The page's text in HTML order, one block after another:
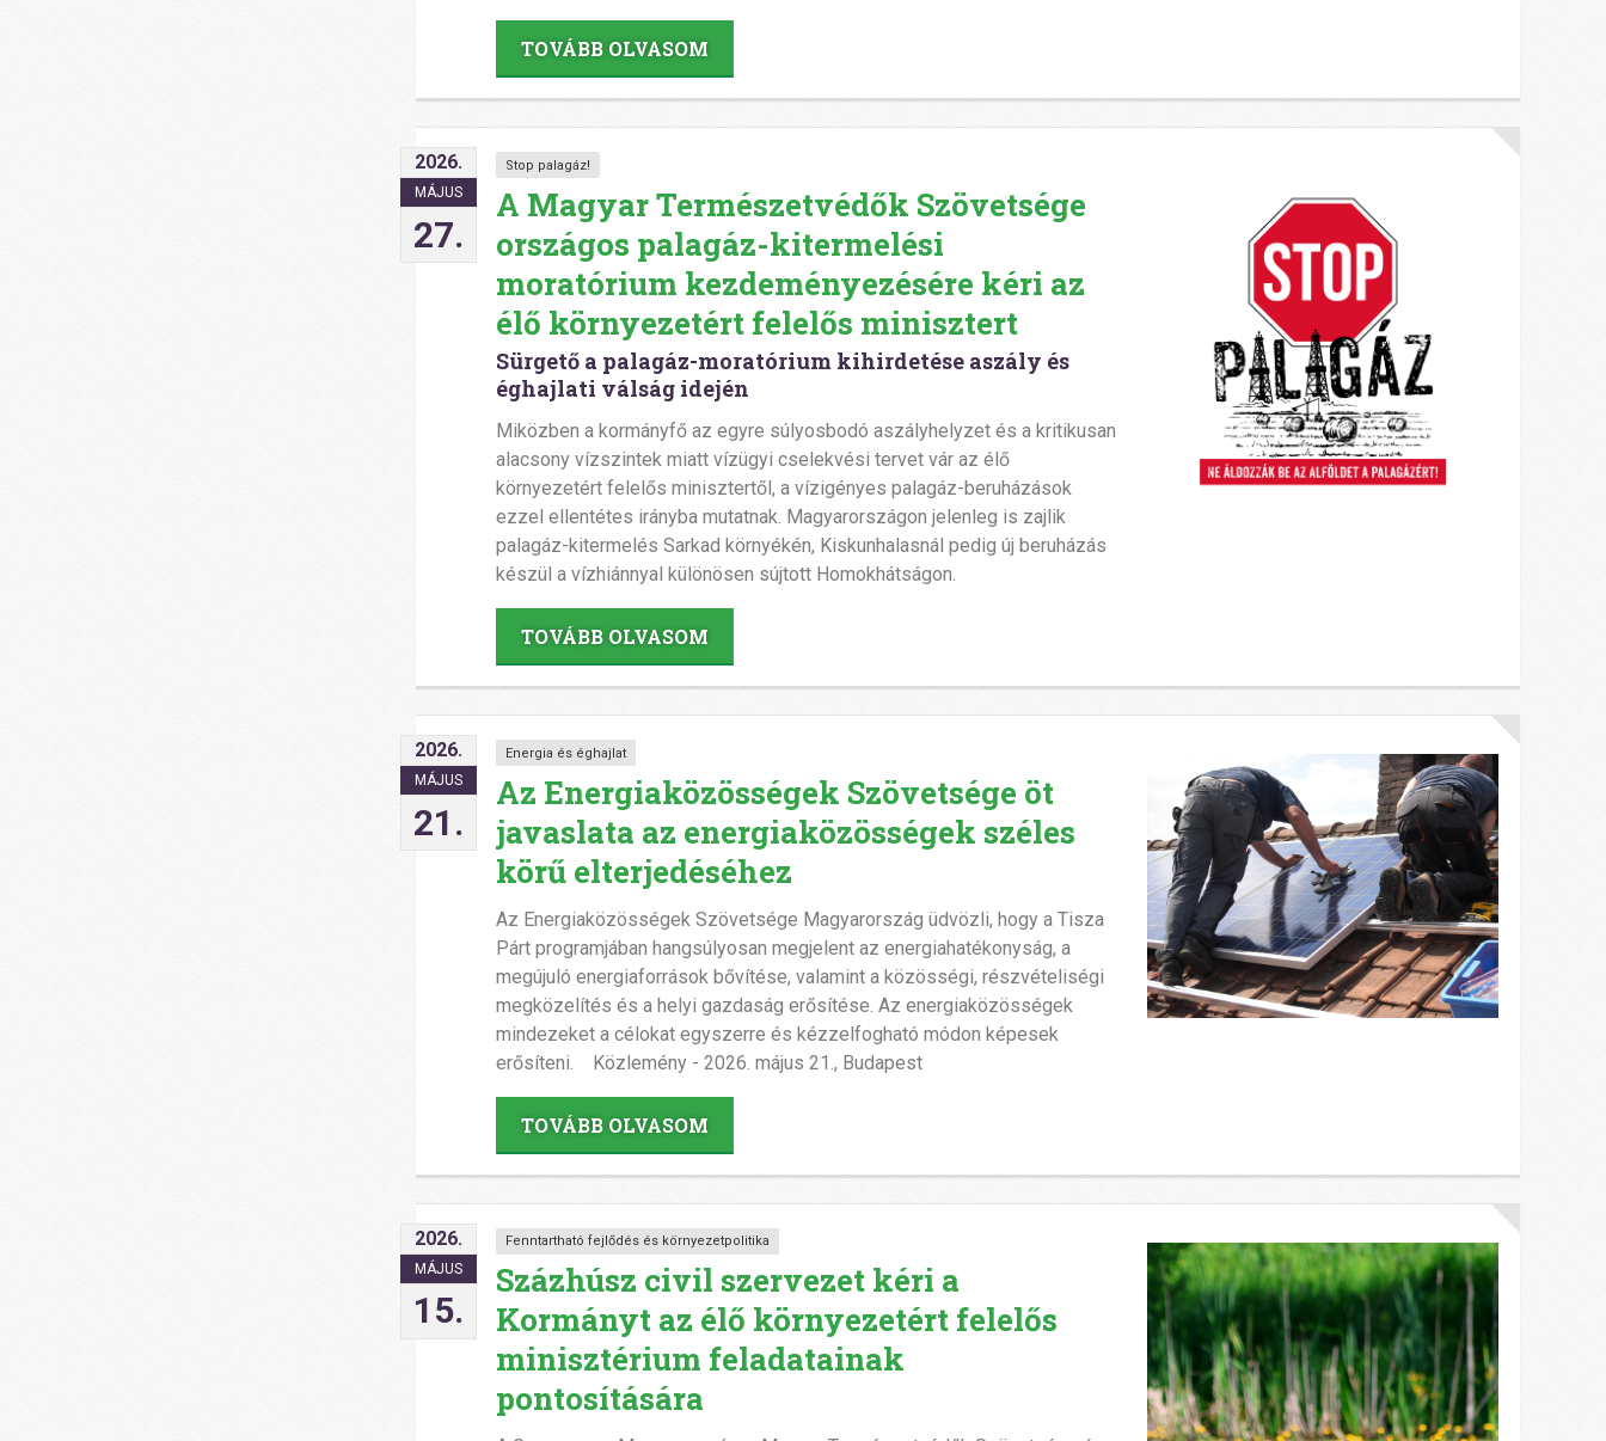
TOVÁBB OLVASOM
2026.
MÁJUS
27.
Stop palagáz!
A Magyar Természetvédők Szövetsége
országos palagáz-kitermelési
moratórium kezdeményezésére kéri az
élő környezetért felelős minisztert
Sürgető a palagáz-moratórium kihirdetése aszály és
éghajlati válság idején
Miközben a kormányfő az egyre súlyosbodó aszályhelyzet és a kritikusan
alacsony vízszintek miatt vízügyi cselekvési tervet vár az élő
környezetért felelős minisztertől, a vízigényes palagáz-beruházások
ezzel ellentétes irányba mutatnak. Magyarországon jelenleg is zajlik
palagáz-kitermelés Sarkad környékén, Kiskunhalasnál pedig új beruházás
készül a vízhiánnyal különösen sújtott Homokhátságon.
TOVÁBB OLVASOM
2026.
MÁJUS
21.
Energia és éghajlat
Az Energiaközösségek Szövetsége öt
javaslata az energiaközösségek széles
körű elterjedéséhez
Az Energiaközösségek Szövetsége Magyarország üdvözli, hogy a Tisza
Párt programjában hangsúlyosan megjelent az energiahatékonyság, a
megújuló energiaforrások bővítése, valamint a közösségi, részvételiségi
megközelítés és a helyi gazdaság erősítése. Az energiaközösségek
mindezeket a célokat egyszerre és kézzelfogható módon képesek
erősíteni. Közlemény - 2026. május 21., Budapest
TOVÁBB OLVASOM
2026.
MÁJUS
15.
Fenntartható fejlődés és környezetpolitika
Százhúsz civil szervezet kéri a
Kormányt az élő környezetért felelős
minisztérium feladatainak
pontosítására